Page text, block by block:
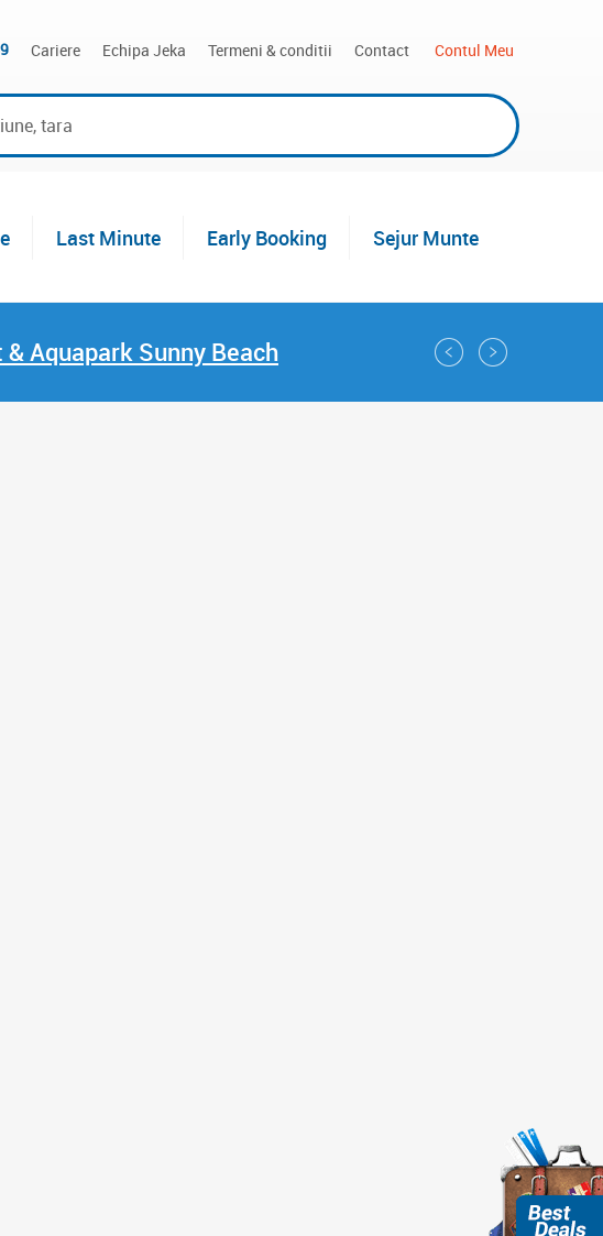
Cariere Echipa Jeka Termeni & conditii Contact Contul Meu
Last Minute Early Booking Sejur Munte
Aquapark Sunny Beach